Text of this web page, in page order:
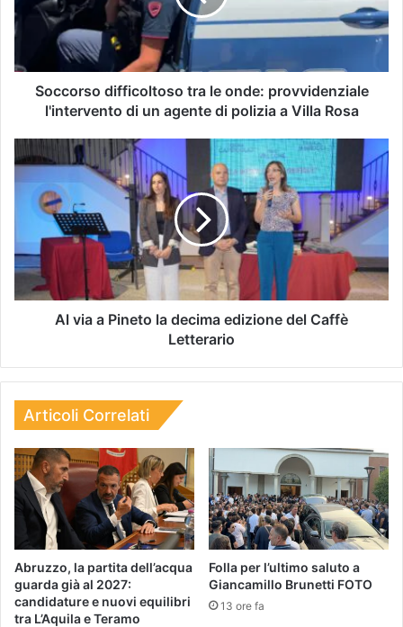
Soccorso difficoltoso tra le onde: provvidenziale
l'intervento di un agente di polizia a Villa Rosa
Al via a Pineto la decima edizione del Caffè
Letterario
Articoli Correlati
Abruzzo, la partita dell’acqua
guarda già al 2027:
candidature e nuovi equilibri
tra L’Aquila e Teramo
Folla per l’ultimo saluto a
Giancamillo Brunetti FOTO
13 ore fa